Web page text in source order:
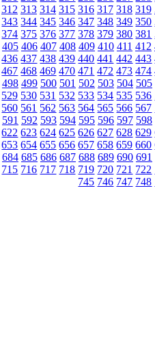
312 313 314 315 316 317 318 319
343 344 345 346 347 348 349 350
374 375 376 377 378 379 380 381
405 406 407 408 409 410 411 412
436 437 438 439 440 441 442 443
467 468 469 470 471 472 473 474
498 499 500 501 502 503 504 505
529 530 531 532 533 534 535 536
560 561 562 563 564 565 566 567
591 592 593 594 595 596 597 598
622 623 624 625 626 627 628 629
653 654 655 656 657 658 659 660
684 685 686 687 688 689 690 691
715 716 717 718 719 720 721 722
745 746 747 748